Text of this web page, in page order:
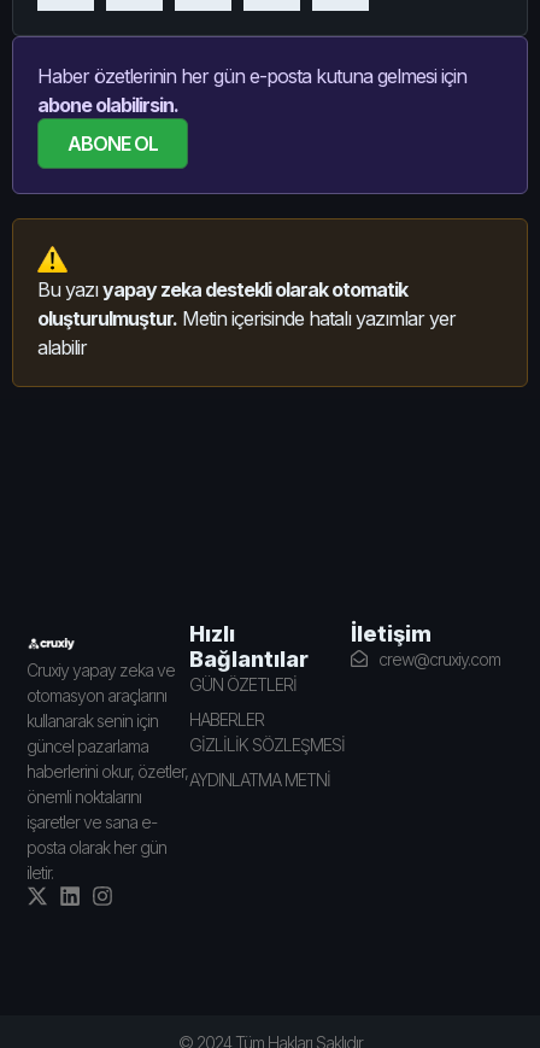
Haber özetlerinin her gün e-posta kutuna gelmesi için
abone olabilirsin.
ABONE OL
Bu yazıyapay zeka destekli olarak otomatik
oluşturulmuştur. Metin içerisinde hatalı yazımlar yer
alabilir
Cruxiy yapay zeka ve
otomasyon araçlarını
kullanarak senin için
güncel pazarlama
haberlerini okur, özetler,
önemli noktalarını
işaretler ve sana e-
posta olarak her gün
iletir.
Hızlı
Bağlantılar
GÜN ÖZETLERİ
HABERLER
GİZLİLİK SÖZLEŞMESİ
AYDINLATMA METNİ
İletişim
crew@cruxiy.com
© 2024 Tüm Hakları Saklıdır